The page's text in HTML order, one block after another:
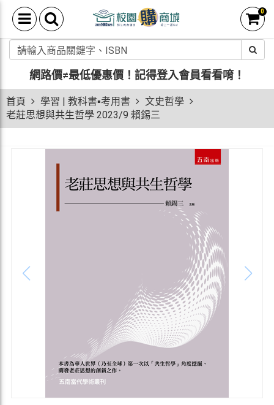
0
網路價≠最低優惠價！ 記得登入會員看看唷！
首頁 學習 | 教科書▪考用書
文史哲學
老莊思想與共生哲學 2023/9 賴錫三